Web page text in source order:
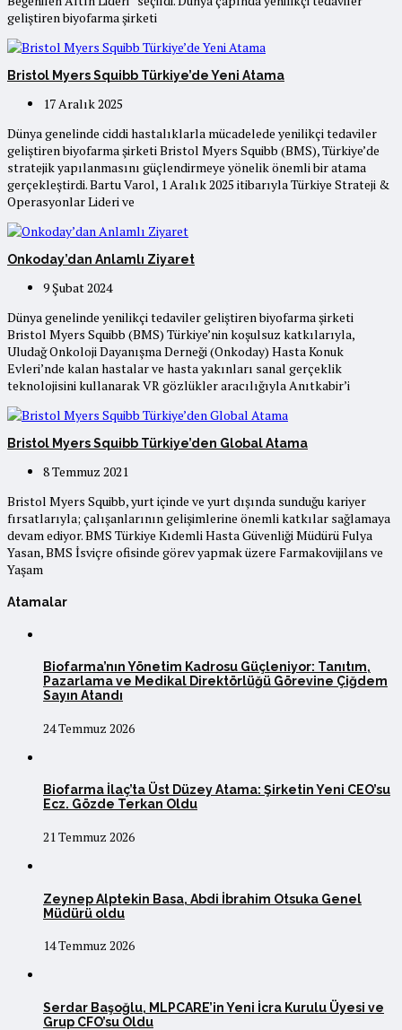
geliştiren biyofarma şirketi
Bristol Myers Squibb Türkiye’de Yeni Atama
17 Aralık 2025
Dünya genelinde ciddi hastalıklarla mücadelede yenilikçi tedaviler
geliştiren biyofarma şirketi Bristol Myers Squibb (BMS), Türkiye’de
stratejik yapılanmasını güçlendirmeye yönelik önemli bir atama
gerçekleştirdi. Bartu Varol, 1 Aralık 2025 itibarıyla Türkiye Strateji &
Operasyonlar Lideri ve
Onkoday’dan Anlamlı Ziyaret
9 Şubat 2024
Dünya genelinde yenilikçi tedaviler geliştiren biyofarma şirketi
Bristol Myers Squibb (BMS) Türkiye’nin koşulsuz katkılarıyla,
Uludağ Onkoloji Dayanışma Derneği (Onkoday) Hasta Konuk
Evleri’nde kalan hastalar ve hasta yakınları sanal gerçeklik
teknolojisini kullanarak VR gözlükler aracılığıyla Anıtkabir’i
Bristol Myers Squibb Türkiye’den Global Atama
8 Temmuz 2021
Bristol Myers Squibb, yurt içinde ve yurt dışında sunduğu kariyer
fırsatlarıyla; çalışanlarının gelişimlerine önemli katkılar sağlamaya
devam ediyor. BMS Türkiye Kıdemli Hasta Güvenliği Müdürü Fulya
Yasan, BMS İsviçre ofisinde görev yapmak üzere Farmakovijilans ve
Yaşam
Atamalar
Biofarma’nın Yönetim Kadrosu Güçleniyor: Tanıtım,
Pazarlama ve Medikal Direktörlüğü Görevine Çiğdem
Sayın Atandı
24 Temmuz 2026
Biofarma İlaç’ta Üst Düzey Atama: Şirketin Yeni CEO’su
Ecz. Gözde Terkan Oldu
21 Temmuz 2026
Zeynep Alptekin Basa, Abdi İbrahim Otsuka Genel
Müdürü oldu
14 Temmuz 2026
Serdar Başoğlu, MLPCARE’in Yeni İcra Kurulu Üyesi ve
Grup CFO’su Oldu